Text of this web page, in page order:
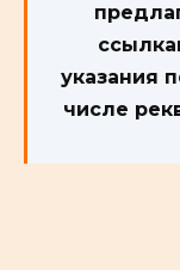
указания
числе